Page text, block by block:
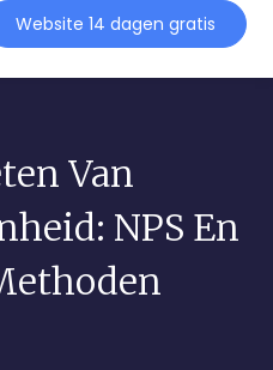
Website 14 dagen gratis
Van
NPS En